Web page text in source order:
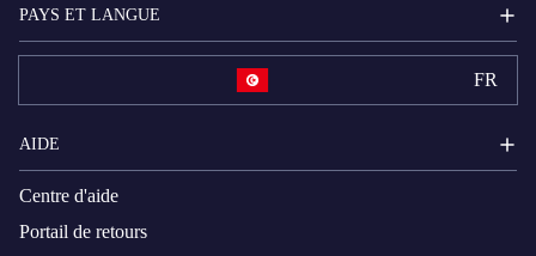
PAYS ET LANGUE
FR
AIDE
Centre d'aide
Portail de retours